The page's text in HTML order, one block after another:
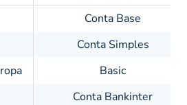
Conta Base
Conta Simples
Basic
Conta Bankinter